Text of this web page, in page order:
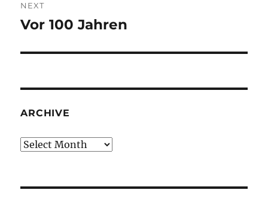
NEXT
Next
Vor 100 Jahren
ARCHIVE
Archive